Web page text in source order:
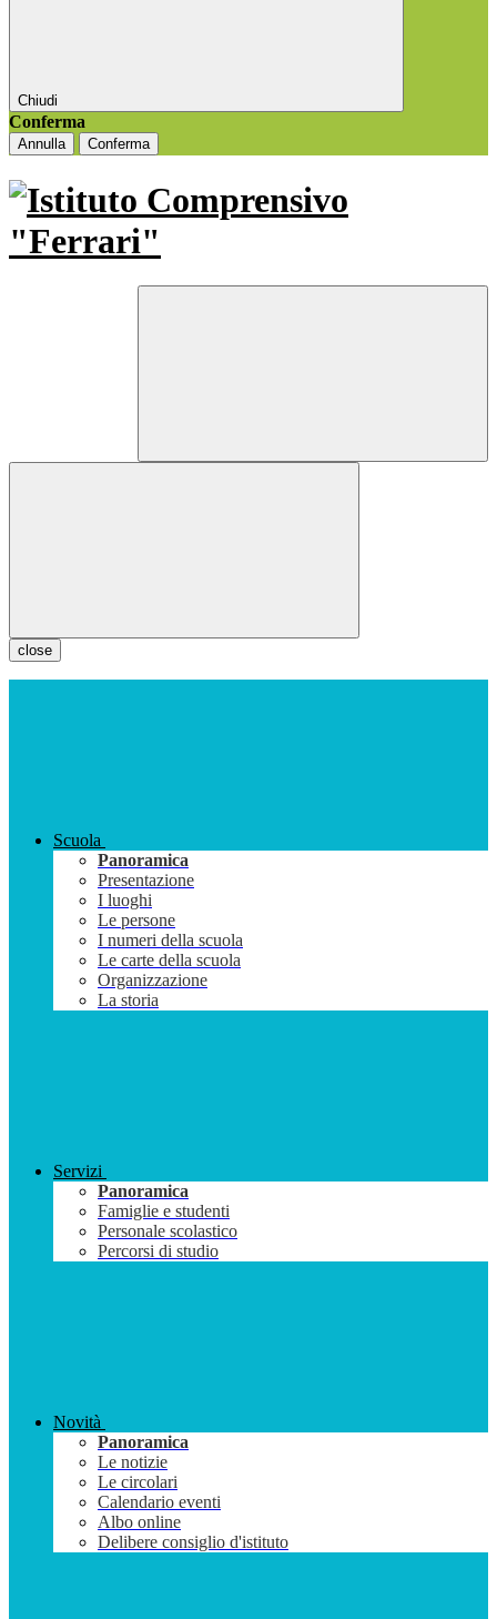
Chiudi
Conferma
Annulla Conferma
close
Scuola
Panoramica
Presentazione
I luoghi
Le persone
I numeri della scuola
Le carte della scuola
Organizzazione
La storia
Servizi
Panoramica
Famiglie e studenti
Personale scolastico
Percorsi di studio
Novità
Panoramica
Le notizie
Le circolari
Calendario eventi
Albo online
Delibere consiglio d'istituto